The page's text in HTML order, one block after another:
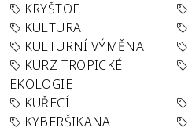
KRYŠTOF
KULTURA
KULTURNÍ VÝMĚNA
KURZ TROPICKÉ
EKOLOGIE
KUŘECÍ
KYBERŠIKANA